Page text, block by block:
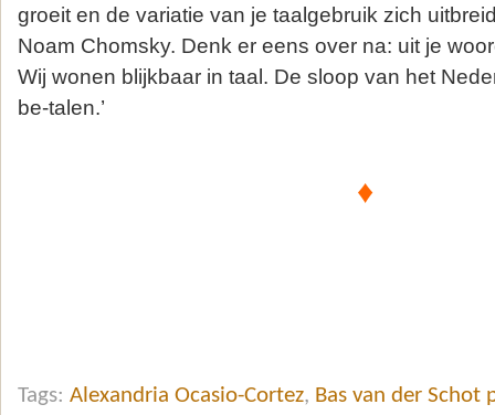
groeit en de variatie van je taalgebruik zich
Noam Chomsky. Denk er eens over na: uit je
Wij wonen blijkbaar in taal. De sloop van het
be-talen.’
♦
Tags: Alexandria Ocasio-Cortez, Bas van der Schot